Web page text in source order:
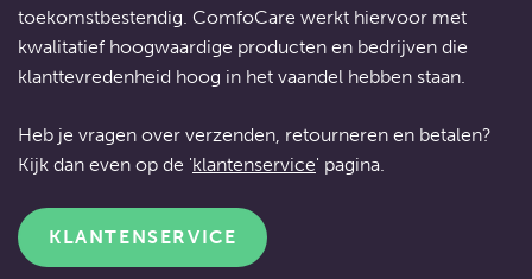
toekomstbestendig. ComfoCare werkt hiervoor met
kwalitatief hoogwaardige producten en bedrijven die
klanttevredenheid hoog in het vaandel hebben staan.
Heb je vragen over verzenden, retourneren en betalen?
Kijk dan even op de 'klantenservice' pagina.
KLANTENSERVICE